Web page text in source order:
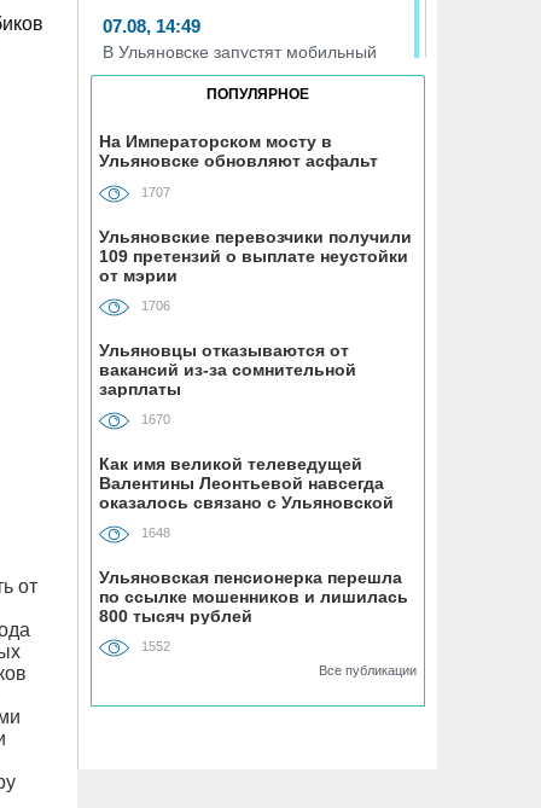
от
07.08, 14:49
В Ульяновске запустят мобильный
пункт вакцинации домашних
животных от бешенства
07.08, 14:18
Расширяют до четырёх полос.
прямую с ремонтом трассы у посёлка
Мирного
07.08, 13:32
В Ульяновске заасфальтировали 45
участков, перекопанных
ресурсниками
07.08, 13:06
Ветер до 27 метров в секунду, грозы и
град обрушатся на Ульяновскую
область в воскресенье
07.08, 12:35
Искусственный интеллект выпишет
штрафы ульяновцам, забивающим
ПОПУЛЯРНОЕ
На Императорском мосту в
Ульяновске обновляют асфальт
1707
Ульяновские перевозчики получили
109 претензий о выплате неустойки
от мэрии
1706
Ульяновцы отказываются от
вакансий из-за сомнительной
зарплаты
1670
Как имя великой телеведущей
Валентины Леонтьевой навсегда
оказалось связано с Ульяновской
областью
1648
Ульяновская пенсионерка перешла
по ссылке мошенников и лишилась
800 тысяч рублей
1552
Все публикации